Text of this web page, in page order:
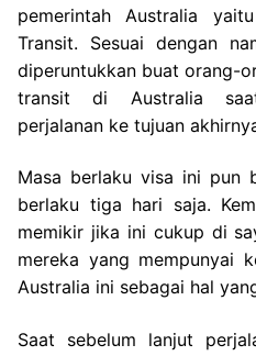
pemerintah Australia
Transit. Sesuai dengan
diperuntukkan buat orang-
transit di Australia
perjalanan ke tujuan
Masa berlaku visa ini pun
berlaku tiga hari saja.
memikir jika ini cukup di
mereka yang mempunyai
Australia ini sebagai hal
Saat sebelum lanjut